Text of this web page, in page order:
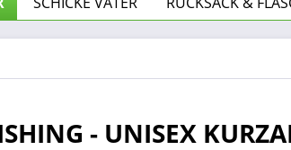
- UNISEX